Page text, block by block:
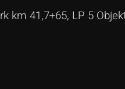
km 41,7+65, LP 5